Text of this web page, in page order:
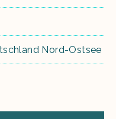
Nord-Ostsee